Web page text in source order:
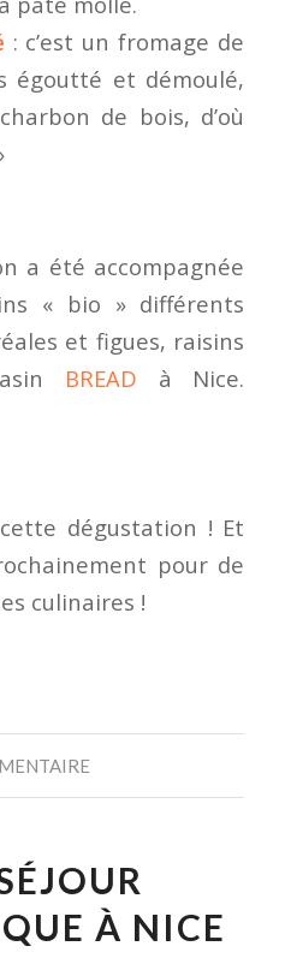
: c’est un fromage de
égoutté et démoulé,
de bois, d’où
a été accompagnée
« bio » différents
et figues, raisins
BREAD à Nice.
dégustation ! Et
pour de
culinaires !
À NICE